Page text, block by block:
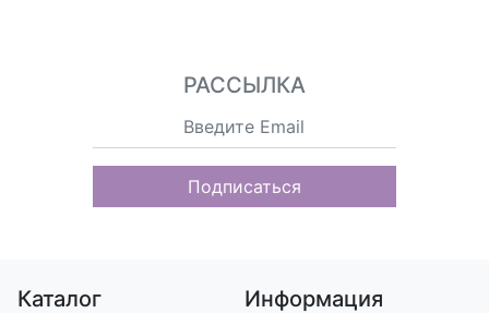
РАССЫЛКА
Подписаться
Каталог Информация